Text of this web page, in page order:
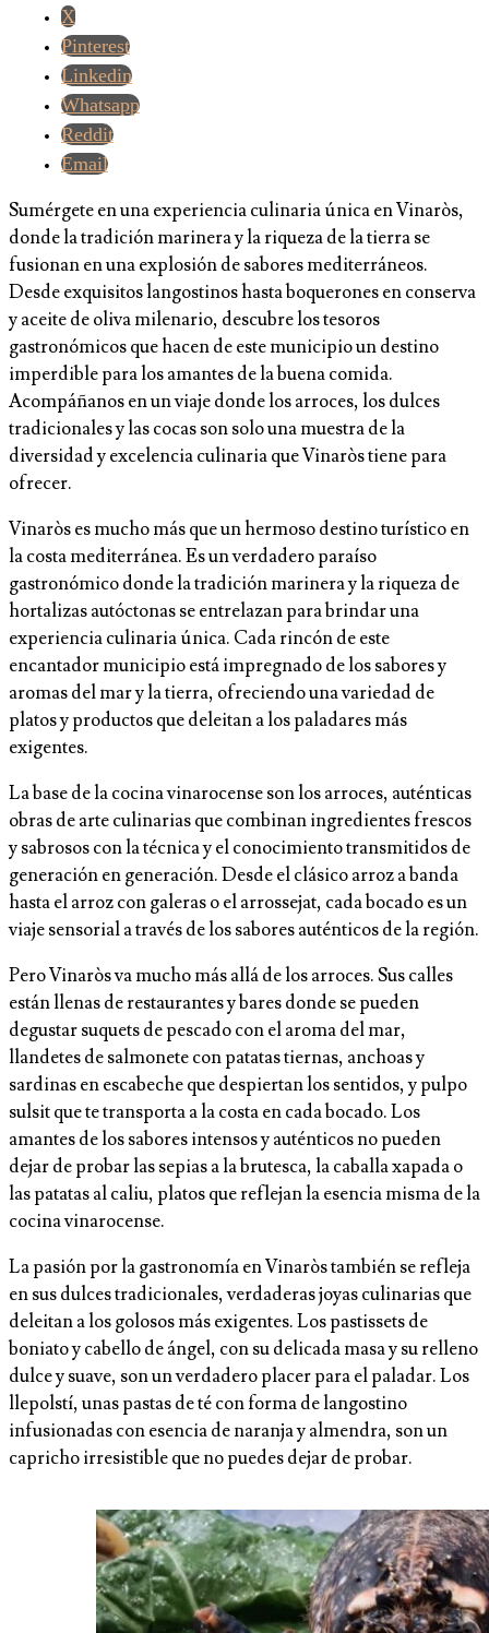
X
Pinterest
Linkedin
Whatsapp
Reddit
Email
Sumérgete en una experiencia culinaria única en Vinaròs,
donde la tradición marinera y la riqueza de la tierra se
fusionan en una explosión de sabores mediterráneos.
Desde exquisitos langostinos hasta boquerones en conserva
y aceite de oliva milenario, descubre los tesoros
gastronómicos que hacen de este municipio un destino
imperdible para los amantes de la buena comida.
Acompáñanos en un viaje donde los arroces, los dulces
tradicionales y las cocas son solo una muestra de la
diversidad y excelencia culinaria que Vinaròs tiene para
ofrecer.
Vinaròs es mucho más que un hermoso destino turístico en
la costa mediterránea. Es un verdadero paraíso
gastronómico donde la tradición marinera y la riqueza de
hortalizas autóctonas se entrelazan para brindar una
experiencia culinaria única. Cada rincón de este
encantador municipio está impregnado de los sabores y
aromas del mar y la tierra, ofreciendo una variedad de
platos y productos que deleitan a los paladares más
exigentes.
La base de la cocina vinarocense son los arroces, auténticas
obras de arte culinarias que combinan ingredientes frescos
y sabrosos con la técnica y el conocimiento transmitidos de
generación en generación. Desde el clásico arroz a banda
hasta el arroz con galeras o el arrossejat, cada bocado es un
viaje sensorial a través de los sabores auténticos de la región.
Pero Vinaròs va mucho más allá de los arroces. Sus calles
están llenas de restaurantes y bares donde se pueden
degustar suquets de pescado con el aroma del mar,
llandetes de salmonete con patatas tiernas, anchoas y
sardinas en escabeche que despiertan los sentidos, y pulpo
sulsit que te transporta a la costa en cada bocado. Los
amantes de los sabores intensos y auténticos no pueden
dejar de probar las sepias a la brutesca, la caballa xapada o
las patatas al caliu, platos que reflejan la esencia misma de la
cocina vinarocense.
La pasión por la gastronomía en Vinaròs también se refleja
en sus dulces tradicionales, verdaderas joyas culinarias que
deleitan a los golosos más exigentes. Los pastissets de
boniato y cabello de ángel, con su delicada masa y su relleno
dulce y suave, son un verdadero placer para el paladar. Los
llepolstí, unas pastas de té con forma de langostino
infusionadas con esencia de naranja y almendra, son un
capricho irresistible que no puedes dejar de probar.